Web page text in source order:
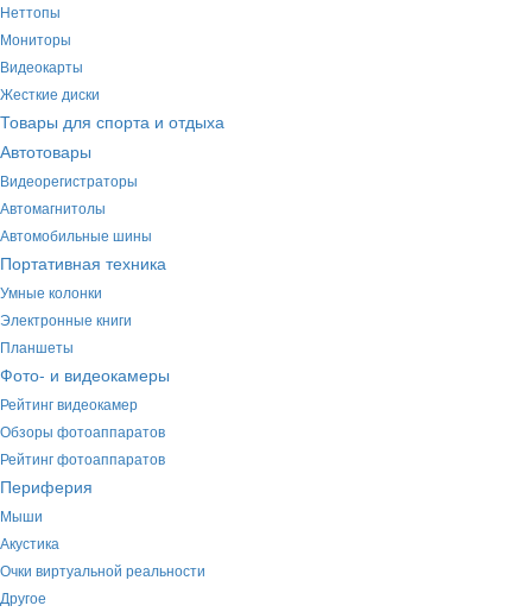
Неттопы
Мониторы
Видеокарты
Жесткие диски
Товары для спорта и отдыха
Автотовары
Видеорегистраторы
Автомагнитолы
Автомобильные шины
Портативная техника
Умные колонки
Электронные книги
Планшеты
Фото- и видеокамеры
Рейтинг видеокамер
Обзоры фотоаппаратов
Рейтинг фотоаппаратов
Периферия
Мыши
Акустика
Очки виртуальной реальности
Другое